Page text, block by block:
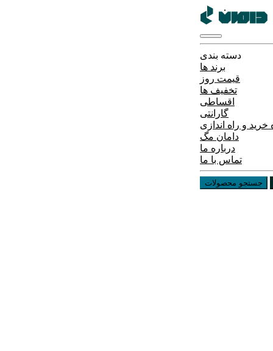
دسته بندی
برند ها
قیمت روز
تخفیف ها
اقساطی
گارانتی
و راه اندازی
دامان مگ
درباره ما
تماس با ما
جستجو محصولات